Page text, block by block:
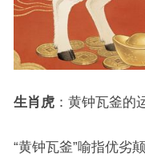
生肖虎：黄钟瓦釜的
“黄钟瓦釜”喻指优劣颠